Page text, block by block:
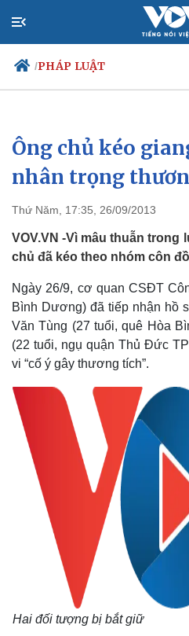
/PHÁP LUẬT
Chính trị
Đảng
Tổ chức nhân sự
Nhận diện sự thật
Ông chủ kéo
nhân trọng
Thứ Năm, 17:35, 26/09/2013
VOV.VN -Vì mâu thuẫn trong
chủ đã kéo theo nhóm côn
Ngày 26/9, cơ quan CSĐT
Bình Dương) đã tiếp nhận hồ
Văn Tùng (27 tuổi, quê Hòa
(22 tuổi, ngụ quận Thủ Đức
vi “cố ý gây thương tích”.
Hai đối tượng bị bắt giữ